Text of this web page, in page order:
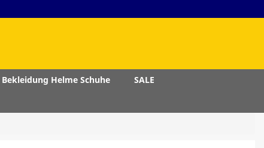
Bekleidung Helme Schuhe
SALE